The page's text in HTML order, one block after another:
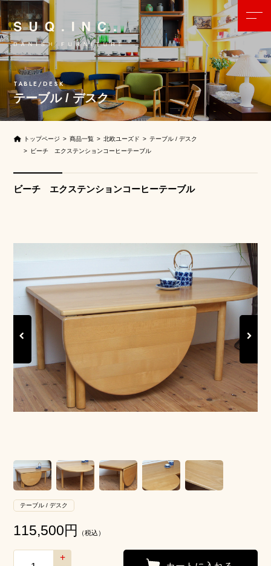
テーブル / デスク
トップページ 商品一覧 北欧ユーズド
テーブル / デスク
ビーチ エクステンションコーヒーテーブル
ビーチ エクステンションコーヒーテーブル
テーブル / デスク
115,500円 （税込）
+